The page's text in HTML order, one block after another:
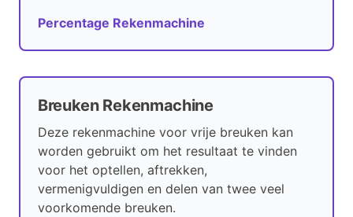
Percentage Rekenmachine
Breuken Rekenmachine
Deze rekenmachine voor vrije breuken kan
worden gebruikt om het resultaat te vinden
voor het optellen, aftrekken,
vermenigvuldigen en delen van twee veel
voorkomende breuken.